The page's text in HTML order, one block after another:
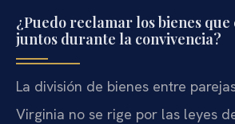
¿Puedo reclamar los bienes
juntos durante la convivencia?
La división de bienes entre
Virginia no se rige por las leyes